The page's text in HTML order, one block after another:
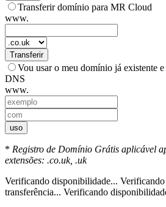
Transferir domínio para MR Cloud
www.
Transferir
Vou usar o meu domínio já existente
DNS
www.
uso
* Registro de Domínio Grátis aplicável
extensões: .co.uk, .uk
Verificando disponibilidade...
transferência... Verificando